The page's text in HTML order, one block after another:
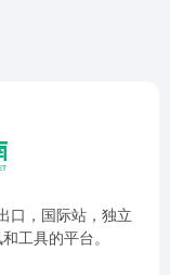
口，国际站，独立
工具的平台。